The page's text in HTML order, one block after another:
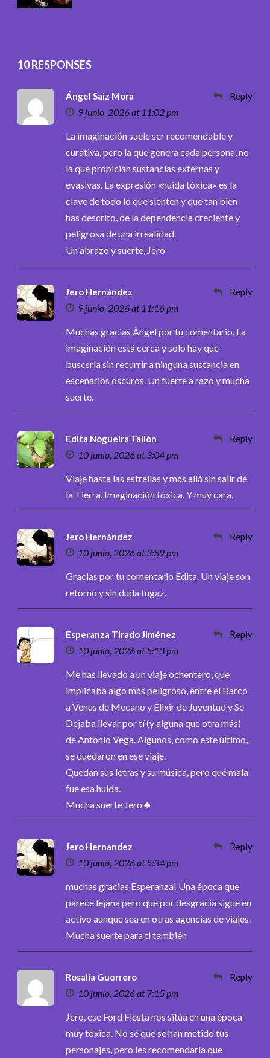
10 RESPONSES
Ángel Saiz Mora
9 junio, 2026 at 11:02 pm
Reply
La imaginación suele ser recomendable y
curativa, pero la que genera cada persona, no
la que propician sustancias externas y
evasivas. La expresión «huida tóxica» es la
clave de todo lo que sienten y que tan bien
has descrito, de la dependencia creciente y
peligrosa de una irrealidad.
Un abrazo y suerte, Jero
Jero Hernández
9 junio, 2026 at 11:16 pm
Reply
Muchas gracias Ángel por tu comentario. La
imaginación está cerca y solo hay que
buscsrla sin recurrir a ninguna sustancia en
escenarios oscuros. Un fuerte a razo y mucha
suerte.
Edita Nogueira Tallón
10 junio, 2026 at 3:04 pm
Reply
Viaje hasta las estrellas y más allá sin salir de
la Tierra. Imaginación tóxica. Y muy cara.
Jero Hernández
10 junio, 2026 at 3:59 pm
Reply
Gracias por tu comentario Edita. Un viaje son
retorno y sin duda fugaz.
Esperanza Tirado Jiménez
10 junio, 2026 at 5:13 pm
Reply
Me has llevado a un viaje ochentero, que
implicaba algo más peligroso, entre el Barco
a Venus de Mecano y Elixir de Juventud y Se
Dejaba llevar por tí (y alguna que otra más)
de Antonio Vega. Algunos, como este último,
se quedaron en ese viaje.
Quedan sus letras y su música, pero qué mala
fue esa huida.
Mucha suerte Jero ♣
Jero Hernandez
10 junio, 2026 at 5:34 pm
Reply
muchas gracias Esperanza! Una época que
parece lejana pero que por desgracia sigue en
activo aunque sea en otras agencias de viajes.
Mucha suerte para ti también
Rosalía Guerrero
10 junio, 2026 at 7:15 pm
Reply
Jero, ese Ford Fiesta nos sitúa en una época
muy tóxica. No sé qué se han metido tus
personajes, pero les recomendaría que